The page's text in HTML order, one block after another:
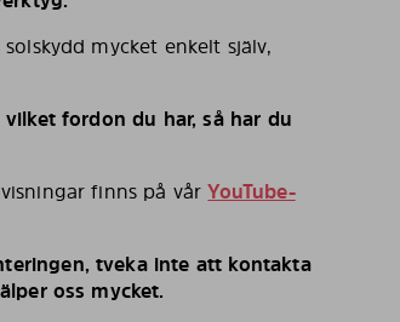
mycket enkelt själv,
fordon du har, så har du
finns på vårYouTube-
tveka inte att kontakta
oss mycket.